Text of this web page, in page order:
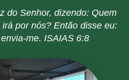
do Senhor, dizendo: Quem
por nós? Então disse eu:
me. ISAIAS 6:8